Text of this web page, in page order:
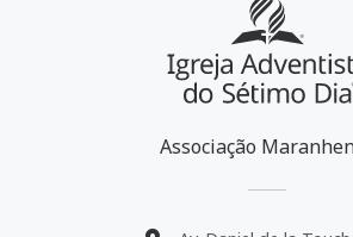
Associação